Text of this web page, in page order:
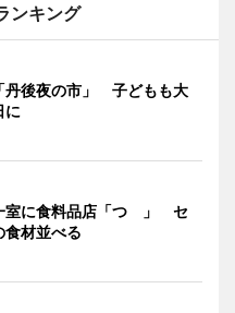
ンキング
丹後夜の市」 子どもも大
に
室に食料品店「つゝ」 セ
食材並べる